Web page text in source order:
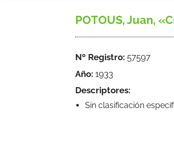
POTOUS, Juan,
Nº Registro: 57597
Año: 1933
Descriptores:
Sin clasificación